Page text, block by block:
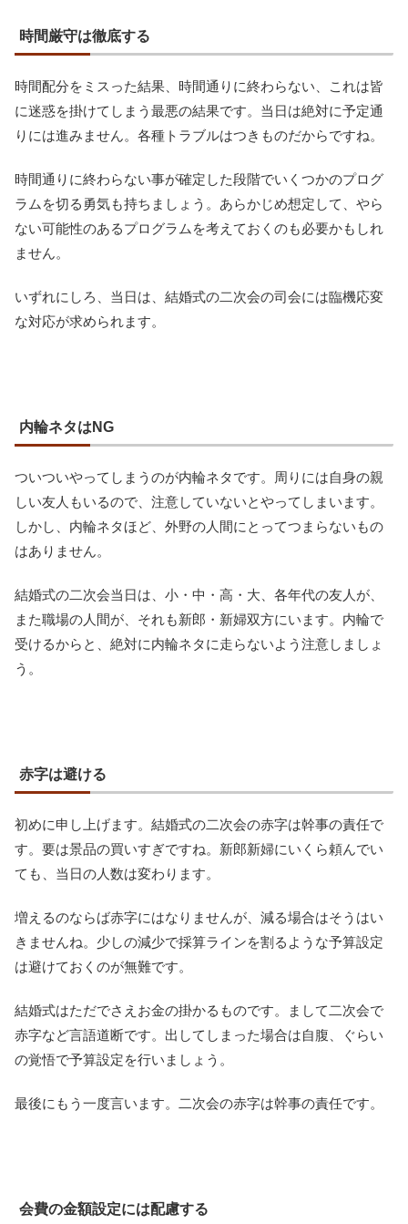
時間厳守は徹底する
時間配分をミスった結果、時間通りに終わらない、これは皆
に迷惑を掛けてしまう最悪の結果です。当日は絶対に予定通
りには進みません。各種トラブルはつきものだからですね。
時間通りに終わらない事が確定した段階でいくつかのプログ
ラムを切る勇気も持ちましょう。あらかじめ想定して、やら
ない可能性のあるプログラムを考えておくのも必要かもしれ
ません。
いずれにしろ、当日は、結婚式の二次会の司会には臨機応変
な対応が求められます。
内輪ネタはNG
ついついやってしまうのが内輪ネタです。周りには自身の親
しい友人もいるので、注意していないとやってしまいます。
しかし、内輪ネタほど、外野の人間にとってつまらないもの
はありません。
結婚式の二次会当日は、小・中・高・大、各年代の友人が、
また職場の人間が、それも新郎・新婦双方にいます。内輪で
受けるからと、絶対に内輪ネタに走らないよう注意しましょ
う。
赤字は避ける
初めに申し上げます。結婚式の二次会の赤字は幹事の責任で
す。要は景品の買いすぎですね。新郎新婦にいくら頼んでい
ても、当日の人数は変わります。
増えるのならば赤字にはなりませんが、減る場合はそうはい
きませんね。少しの減少で採算ラインを割るような予算設定
は避けておくのが無難です。
結婚式はただでさえお金の掛かるものです。まして二次会で
赤字など言語道断です。出してしまった場合は自腹、ぐらい
の覚悟で予算設定を行いましょう。
最後にもう一度言います。二次会の赤字は幹事の責任です。
会費の金額設定には配慮する